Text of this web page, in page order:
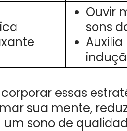
Ouvir
sons
essas
sua mente,
um sono de